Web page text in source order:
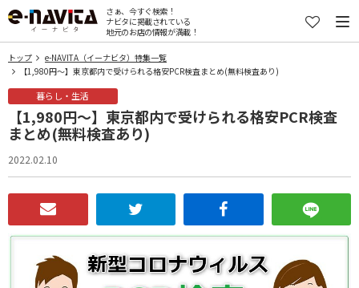
さぁ、今すぐ検索！
ナビタに掲載されている
地元のお店の情報が満載！
トップ
e-NAVITA（イーナビタ）特集一覧
【1,980円～】東京都内で受けられる格安PCR検査まとめ(無料検査あり)
暮らし・生活
【1,980円～】東京都内で受けられる格安PCR検査
まとめ(無料検査あり)
2022.02.10